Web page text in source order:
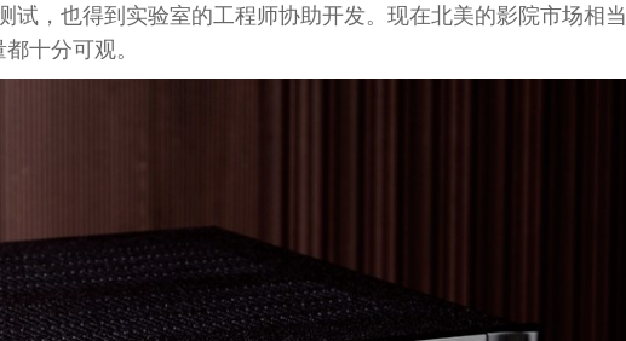
，也得到实验室的工程师协助开发。现在北美的影院市场相当
十分可观。